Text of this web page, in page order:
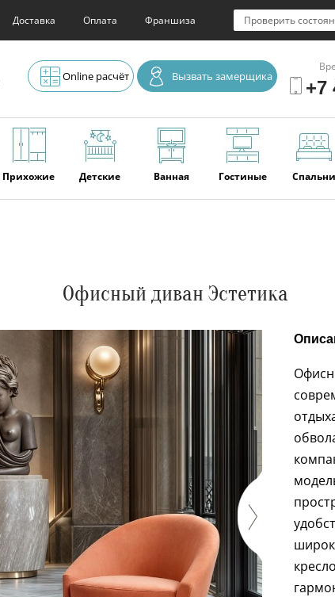
Доставка Оплата Франшиза Проверить
Online расчёт Вызвать замерщика
+7
Прихожие Детские Ванная Гостиные Спальни
Офисный диван Эстетика